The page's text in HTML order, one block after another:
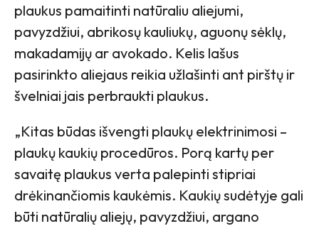
plaukus pamaitinti natūraliu aliejumi,
pavyzdžiui, abrikosų kauliukų, aguonų sėklų,
makadamijų ar avokado. Kelis lašus
pasirinkto aliejaus reikia užlašinti ant pirštų ir
švelniai jais perbraukti plaukus.
„Kitas būdas išvengti plaukų elektrinimosi –
plaukų kaukių procedūros. Porą kartų per
savaitę plaukus verta palepinti stipriai
drėkinančiomis kaukėmis. Kaukių sudėtyje gali
būti natūralių aliejų, pavyzdžiui, argano